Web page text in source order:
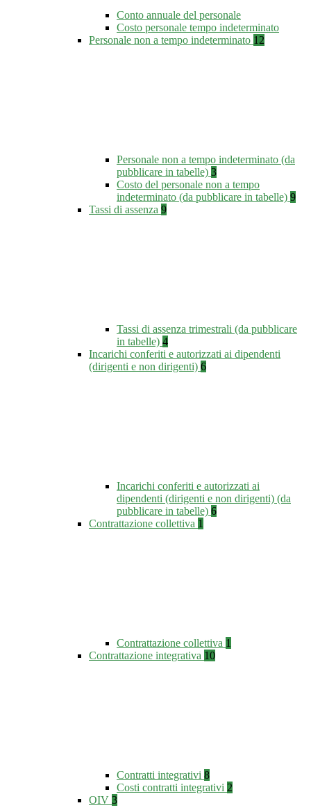
Conto annuale del personale
Costo personale tempo indeterminato
Personale non a tempo indeterminato 12
Personale non a tempo indeterminato (da
pubblicare in tabelle) 3
Costo del personale non a tempo
indeterminato (da pubblicare in tabelle) 9
Tassi di assenza 9
Tassi di assenza trimestrali (da pubblicare
in tabelle) 4
Incarichi conferiti e autorizzati ai dipendenti
(dirigenti e non dirigenti) 6
Incarichi conferiti e autorizzati ai
dipendenti (dirigenti e non dirigenti) (da
pubblicare in tabelle) 6
Contrattazione collettiva 1
Contrattazione collettiva 1
Contrattazione integrativa 10
Contratti integrativi 8
Costi contratti integrativi 2
OIV 3